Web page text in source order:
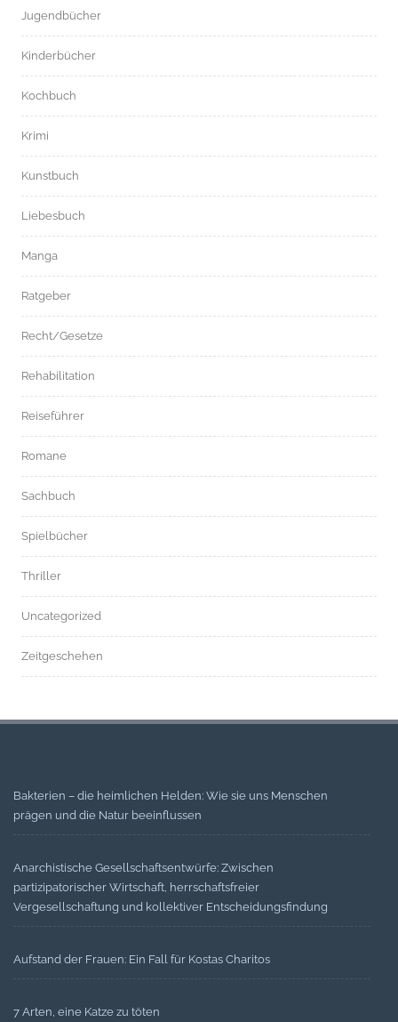
Jugendbücher
Kinderbücher
Kochbuch
Krimi
Kunstbuch
Liebesbuch
Manga
Ratgeber
Recht/Gesetze
Rehabilitation
Reiseführer
Romane
Sachbuch
Spielbücher
Thriller
Uncategorized
Zeitgeschehen
Bakterien – die heimlichen Helden: Wie sie uns Menschen
prägen und die Natur beeinflussen
Anarchistische Gesellschaftsentwürfe: Zwischen
partizipatorischer Wirtschaft, herrschaftsfreier
Vergesellschaftung und kollektiver Entscheidungsfindung
Aufstand der Frauen: Ein Fall für Kostas Charitos
7 Arten, eine Katze zu töten